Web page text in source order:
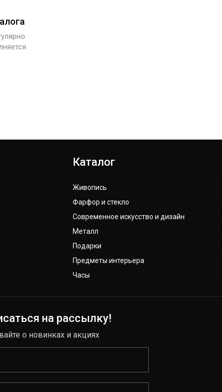
Каталог
Живопись
Фарфор и стекло
Современное искусство и дизайн
Металл
Подарки
Предметы интерьера
Часы
на рассылку!
о новинках и акциях